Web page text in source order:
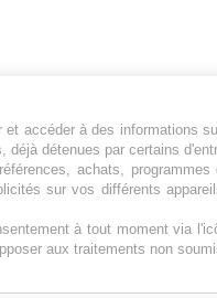
accéder à des informations
détenues par certains
achats,
sur vos différents
à tout moment via
aux traitements non